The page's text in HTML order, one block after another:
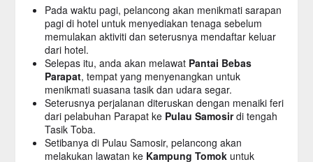
Pada waktu pagi, pelancong akan menikmati sarapan
pagi di hotel untuk menyediakan tenaga sebelum
memulakan aktiviti dan seterusnya mendaftar keluar
dari hotel.
Selepas itu, anda akan melawat Pantai Bebas
Parapat, tempat yang menyenangkan untuk
menikmati suasana tasik dan udara segar.
Seterusnya perjalanan diteruskan dengan menaiki feri
dari pelabuhan Parapat ke Pulau Samosirdi tengah
Tasik Toba.
Setibanya di Pulau Samosir, pelancong akan
melakukan lawatan ke Kampung Tomokuntuk